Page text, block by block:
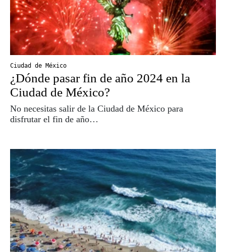
Ciudad de México
¿Dónde pasar fin de año 2024 en la
Ciudad de México?
No necesitas salir de la Ciudad de México para
disfrutar el fin de año…